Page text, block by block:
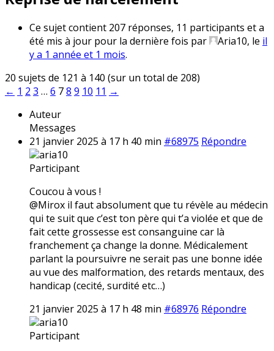
Ce sujet contient 207 réponses, 11 participants et a
été mis à jour pour la dernière fois par
Aria10, le il
y a 1 année et 1 mois.
20 sujets de 121 à 140 (sur un total de 208)
← 1 2 3 … 6 78 9 10 11 →
Auteur
Messages
21 janvier 2025 à 17 h 40 min #68975 Répondre
aria10
Participant
Coucou à vous !
@Mirox il faut absolument que tu révèle au médecin
qui te suit que c’est ton père qui t’a violée et que de
fait cette grossesse est consanguine car là
franchement ça change la donne. Médicalement
parlant la poursuivre ne serait pas une bonne idée
au vue des malformation, des retards mentaux, des
handicap (cecité, surdité etc…)
21 janvier 2025 à 17 h 48 min #68976 Répondre
aria10
Participant